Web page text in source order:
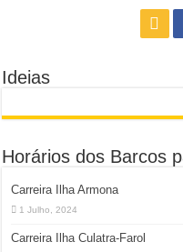
Ideias
Horários dos Barcos
Carreira Ilha Armona
1 Julho, 2024
Carreira Ilha Culatra-Farol